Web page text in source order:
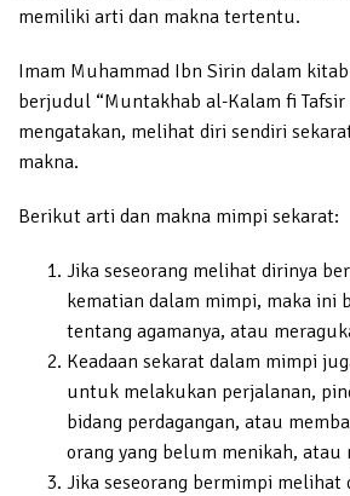
memiliki arti dan makna tertentu.
Imam Muhammad Ibn Sirin dalam
berjudul “Muntakhab al-Kalam fi Tafsir
mengatakan, melihat diri sendiri
makna.
Berikut arti dan makna mimpi sekarat:
Jika seseorang melihat dirinya
kematian dalam mimpi, maka ini
tentang agamanya, atau
Keadaan sekarat dalam mimpi
untuk melakukan perjalanan,
bidang perdagangan, atau
orang yang belum menikah, atau
Jika seseorang bermimpi melihat